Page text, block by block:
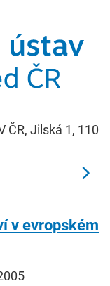
ČR, Jilská 1, 110
v evropském